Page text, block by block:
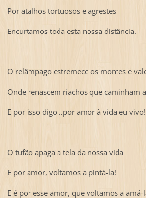
Por atalhos tortuosos e agrestes
Encurtamos toda esta nossa distância.
O relâmpago estremece os montes e
Onde renascem riachos que caminham
E por isso digo…por amor à vida eu vivo!
O tufão apaga a tela da nossa vida
E por amor, voltamos a pintá-la!
E é por esse amor, que voltamos a amá-